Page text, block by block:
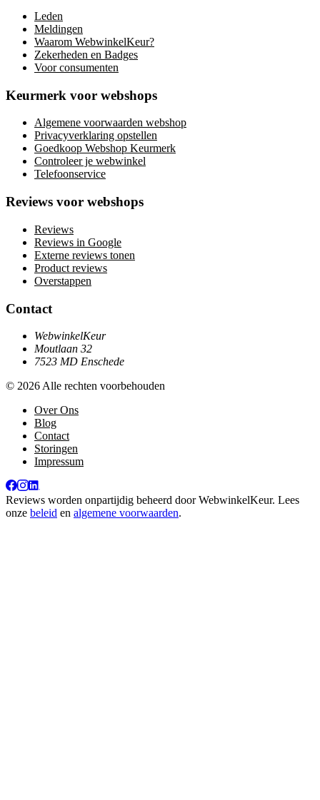
Leden
Meldingen
Waarom WebwinkelKeur?
Zekerheden en Badges
Voor consumenten
Keurmerk voor webshops
Algemene voorwaarden webshop
Privacyverklaring opstellen
Goedkoop Webshop Keurmerk
Controleer je webwinkel
Telefoonservice
Reviews voor webshops
Reviews
Reviews in Google
Externe reviews tonen
Product reviews
Overstappen
Contact
WebwinkelKeur
Moutlaan 32
7523 MD Enschede
© 2026 Alle rechten voorbehouden
Over Ons
Blog
Contact
Storingen
Impressum
Reviews worden onpartijdig beheerd doorWebwinkelKeur. Lees
onze beleid en algemene voorwaarden.